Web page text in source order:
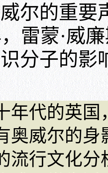
尔的重要
雷蒙·威
分子的影
代的英国
奥威尔的
流行文化